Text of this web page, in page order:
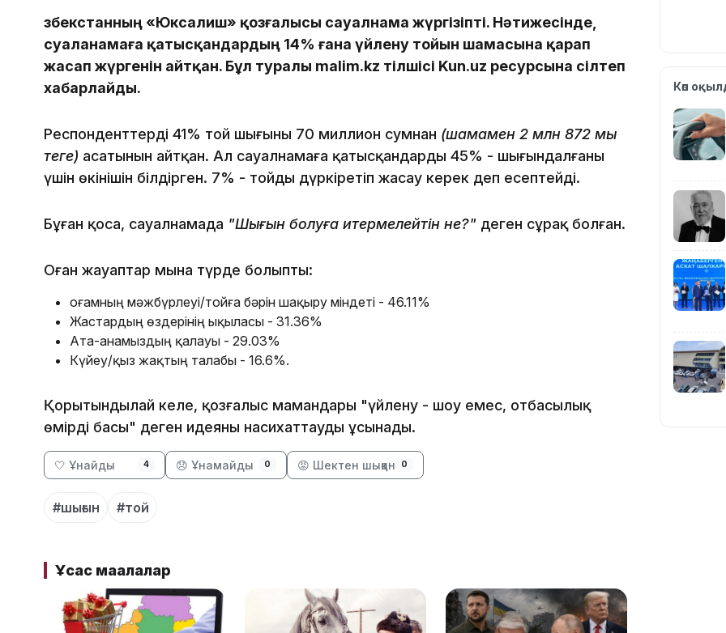
Өзбекстанның «Юксалиш» қозғалысы сауалнама жүргізіпті. Нәтижесінде,
суаланамаға қатысқандардың 14% ғана үйлену тойын шамасына қарап
жасап жүргенін айтқан. Бұл туралы malim.kz тілшісі Kun.uz ресурсына сілтеп
хабарлайды.
Респонденттердің 41% той шығыны 70 миллион сумнан (шамамен 2 млн 872 мың
теңге) асатынын айтқан. Ал сауалнамаға қатысқандардың 45% - шығындалғаны
үшін өкінішін білдірген. 7% - тойды дүркіретіп жасау керек деп есептейді.
Бұған қоса, сауалнамада "Шығын болуға итермелейтін не?" деген сұрақ болған.
Оған жауаптар мына түрде болыпты:
Қоғамның мәжбүрлеуі/тойға бәрін шақыру міндеті - 46.11%
Жастардың өздерінің ықыласы - 31.36%
Ата-анамыздың қалауы - 29.03%
Күйеу/қыз жақтың талабы - 16.6%.
Қорытындылай келе, қозғалыс мамандары "үйлену - шоу емес, отбасылық
өмірдің басы" деген идеяны насихаттауды ұсынады.
🤍 Ұнайды 4 😞 Ұнамайды 0 😡 Шектен шыққан 0
#шығын #той
Ұқсас мақалалар
19:39
18:45
Көп